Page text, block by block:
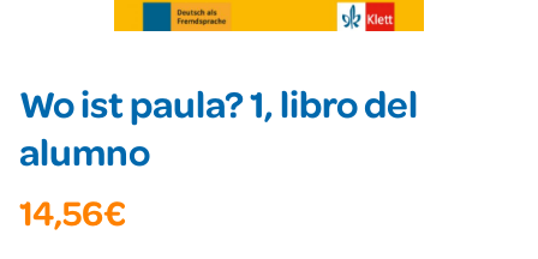
Wo ist paula? 1, libro del
alumno
14,56€